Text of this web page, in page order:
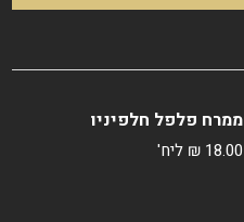
ממרח פלפל חלפיניו
₪ 18.00 ליח'